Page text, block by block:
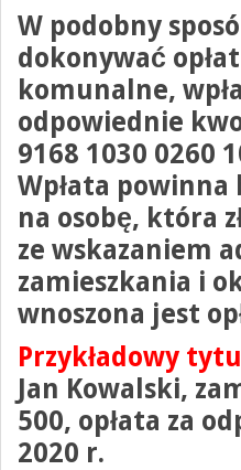
W podobny
dokonywać
komunalne,
odpowiednie
9168 1030 0260
Wpłata
na osobę, która
ze wskazaniem
zamieszkania i
wnoszona jest
Przykładowy
Jan Kowalski,
500, opłata za
2020 r.